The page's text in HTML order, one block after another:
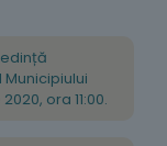
ora 11:00.